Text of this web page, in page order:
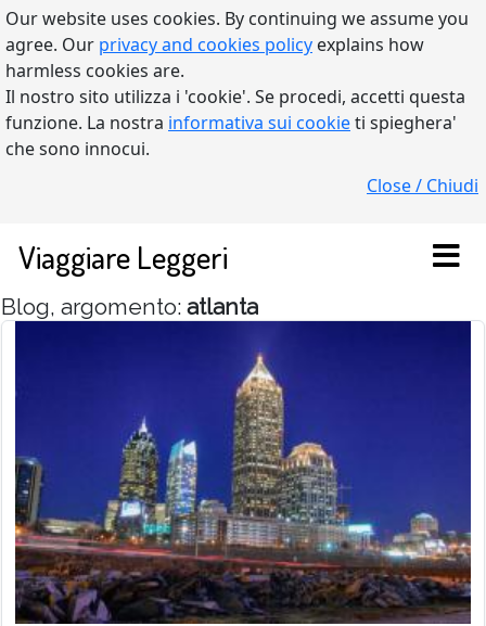
Our website uses cookies. By continuing we assume you
agree. Our privacy and cookies policy explains how
harmless cookies are.
Il nostro sito utilizza i 'cookie'. Se procedi, accetti questa
funzione. La nostra informativa sui cookieti spieghera'
che sono innocui.
Close / Chiudi
Viaggiare Leggeri
Blog, argomento: atlanta